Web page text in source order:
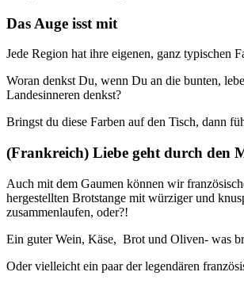
Das Auge isst mit
Jede Region hat ihre eigenen, ganz typischen
Woran denkst Du, wenn Du an die bunten,
Landesinneren denkst?
Bringst du diese Farben auf den Tisch, dann
(Frankreich) Liebe geht durch den
Auch mit dem Gaumen können wir
hergestellten Brotstange mit würziger und
zusammenlaufen, oder?!
Ein guter Wein, Käse, Brot und Oliven- was
Oder vielleicht ein paar der legendären